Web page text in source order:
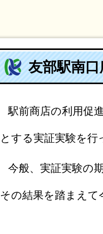
友部駅南口
駅前商店の利用促
とする実証実験を行
今般、実証実験の
その結果を踏まえて